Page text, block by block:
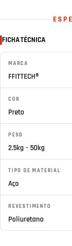
FICHA TÉCNICA
MARCA
FFITTECH®
COR
Preto
PESO
2.5kg - 50kg
TIPO DE MATERIAL
Aço
REVESTIMENTO
Poliuretano